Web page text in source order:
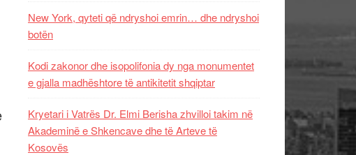
New York, qyteti që ndryshoi emrin… dhe ndryshoi
botën
Kodi zakonor dhe isopolifonia dy nga monumentet
e gjalla madhështore të antikitetit shqiptar
Kryetari i Vatrës Dr. Elmi Berisha zhvilloi takim në
Akademinë e Shkencave dhe të Arteve të
Kosovës